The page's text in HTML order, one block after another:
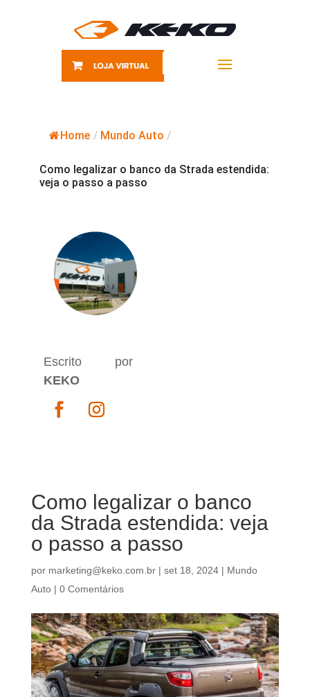
Home / Mundo Auto /
Como legalizar o banco da Strada estendida:
veja o passo a passo
Escrito por
KEKO
Como legalizar o banco
da Strada estendida: veja
o passo a passo
por marketing@keko.com.br| set 18, 2024| Mundo
Auto| 0 Comentários